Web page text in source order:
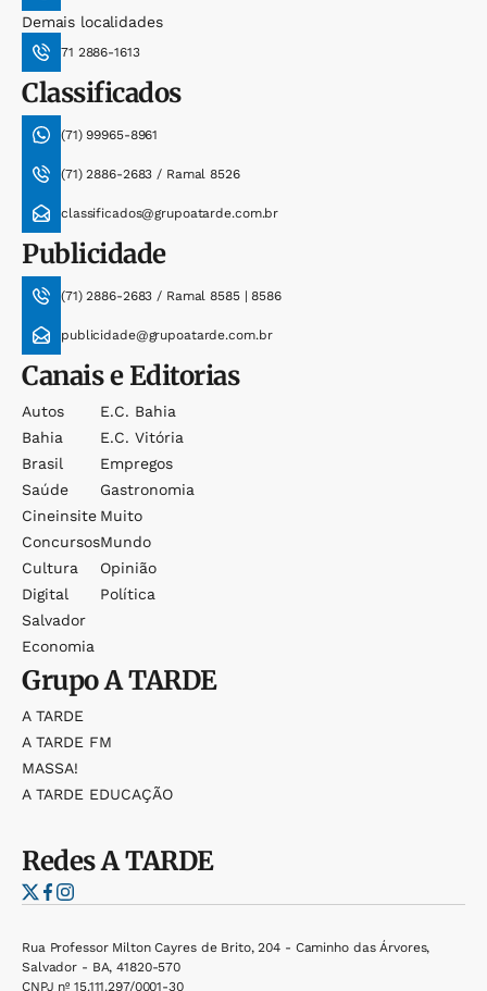
Demais localidades
71 2886-1613
Classificados
(71) 99965-8961
(71) 2886-2683 / Ramal 8526
classificados@grupoatarde.com.br
Publicidade
(71) 2886-2683 / Ramal 8585 | 8586
publicidade@grupoatarde.com.br
Canais e Editorias
Autos
Bahia
Brasil
Saúde
Cineinsite
Concursos
Cultura
Digital
Salvador
Economia
E.c. Bahia
E.c. Vitória
Empregos
Gastronomia
Muito
Mundo
Opinião
Política
GrupoA TARDE
A TARDE
A TARDE FM
MASSA!
A TARDE EDUCAÇÃO
RedesA TARDE
Rua Professor Milton Cayres de Brito, 204 - Caminho das Árvores,
Salvador - BA, 41820-570
CNPJ nº 15.111.297/0001-30